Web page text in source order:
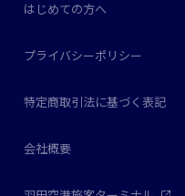
はじめての方へ
プライバシーポリシー
特定商取引法に基づく表記
会社概要